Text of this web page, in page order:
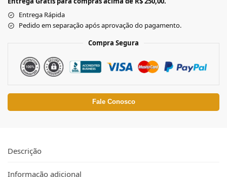
Entrega Rápida
Pedido em separação após aprovação do pagamento.
Compra Segura
Fale Conosco
Descrição
Informação adicional